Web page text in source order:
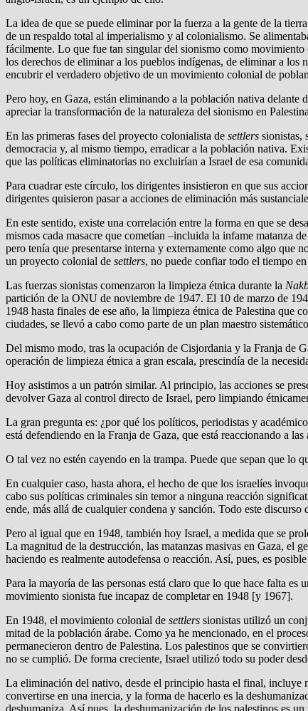
La idea de que se puede eliminar por la fuerza a la gente de la
de un respaldo total al imperialismo y al colonialismo. Se
fácilmente. Lo que fue tan singular del sionismo como movimiento
los derechos de eliminar a los pueblos indígenas, de eliminar a los
encubrir el verdadero objetivo de un movimiento colonial de
Pero hoy, en Gaza, están eliminando a la población nativa
apreciar la transformación de la naturaleza del sionismo en
En las primeras fases del proyecto colonialista de settlers sionistas,
democracia y, al mismo tiempo, erradicar a la población nativa.
que las políticas eliminatorias no excluirían a Israel de esa
Para cuadrar este círculo, los dirigentes insistieron en que sus
dirigentes quisieron pasar a acciones de eliminación más
En este sentido, existe una correlación entre la forma en que se
mismos cada masacre que cometían –incluida la infame matanza
pero tenía que presentarse interna y externamente como algo que
un proyecto colonial de settlers, no puede confiar todo el tiempo en
Las fuerzas sionistas comenzaron la limpieza étnica durante la
partición de la ONU de noviembre de 1947. El 10 de marzo de
1948 hasta finales de ese año, la limpieza étnica de Palestina que
ciudades, se llevó a cabo como parte de un plan maestro
Del mismo modo, tras la ocupación de Cisjordania y la Franja de
operación de limpieza étnica a gran escala, prescindía de la
Hoy asistimos a un patrón similar. Al principio, las acciones se
devolver Gaza al control directo de Israel, pero limpiando
La gran pregunta es: ¿por qué los políticos, periodistas y
está defendiendo en la Franja de Gaza, que está reaccionando a
O tal vez no estén cayendo en la trampa. Puede que sepan que lo
En cualquier caso, hasta ahora, el hecho de que los israelíes
cabo sus políticas criminales sin temor a ninguna reacción
ende, más allá de cualquier condena y sanción. Todo este
Pero al igual que en 1948, también hoy Israel, a medida que se
La magnitud de la destrucción, las matanzas masivas en Gaza, el
haciendo es realmente autodefensa o reacción. Así, pues, es
Para la mayoría de las personas está claro que lo que hace falta
movimiento sionista fue incapaz de completar en 1948 [y 1967].
En 1948, el movimiento colonial de settlers sionistas utilizó un
mitad de la población árabe. Como ya he mencionado, en el
permanecieron dentro de Palestina. Los palestinos que se
no se cumplió. De forma creciente, Israel utilizó todo su poder
La eliminación del nativo, desde el principio hasta el final, incluye
convertirse en una inercia, y la forma de hacerlo es la